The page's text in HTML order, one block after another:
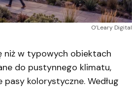
O’Leary Digital
w typowych obiektach
do pustynnego klimatu,
kolorystyczne. Według